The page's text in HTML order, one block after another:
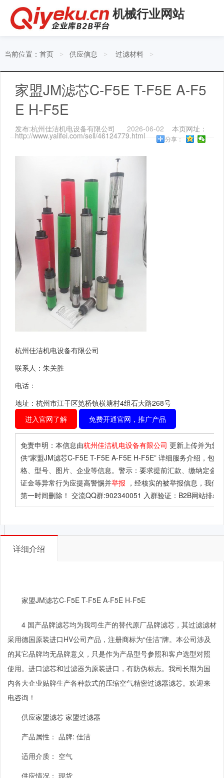
机械行业网站
当前位置： 首页 > 供应信息 > 过滤材料 >
家盟JM滤芯C-F5E T-F5E A-F5
E H-F5E
发布:杭州佳洁机电设备有限公司 2026-06-02 本页网址：
http://www.yalifei.com/sell/46124779.html 分享：
杭州佳洁机电设备有限公司
联系人：朱关胜
电话：
地址：杭州市江干区笕桥镇横塘村4组石大路268号
进入官网了解
免费开通官网，推广产品
免责申明：本信息由杭州佳洁机电设备有限公司 更新上传并为您
供“家盟JM滤芯C-F5E T-F5E A-F5E H-F5E” 详细服务介绍，包括
格、型号、图片、企业等信息。警示：要求提前汇款、缴纳定金
证金等异常行为应提高警惕并举报 ，经核实的被举报信息，我们
第一时间删除！ 交流QQ群:902340051 入群验证：B2B网站排名
详细介绍
家盟JM滤芯C-F5E T-F5E A-F5E H-F5E
4 国产品牌滤芯均为我司生产的替代原厂品牌滤芯，其过滤滤材
采用德国原装进口HV公司产品，注册商标为“佳洁”牌。本公司涉及
的其它品牌均无品牌意义，只是作为产品型号参照和客户选型对照
使用。进口滤芯和过滤器为原装进口，有防伪标志。我司长期为国
内各大企业贴牌生产各种款式的压缩空气精密过滤器滤芯。欢迎来
电咨询！
供应家盟滤芯 家盟过滤器
产品属性： 品牌: 佳洁
适用介质： 空气
供应情况： 现货